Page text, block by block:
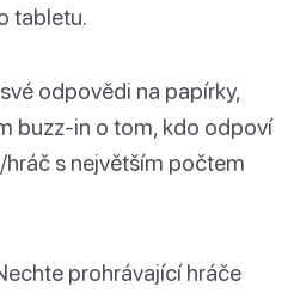
tabletu.
odpovědi na papírky,
buzz-in o tom, kdo odpoví
hráč s největším počtem
prohrávající hráče